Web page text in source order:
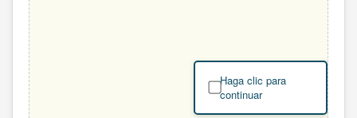
Haga clic para
continuar